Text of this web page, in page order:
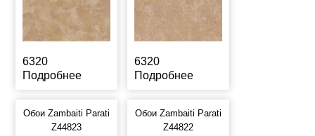
6320
Подробнее
6320
Подробнее
Обои Zambaiti Parati
Z44823
Обои Zambaiti Parati
Z44822